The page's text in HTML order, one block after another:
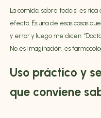
La comida, sobre todo si es
efecto. Es una de esas cosas
y error y luego me dicen:
No es imaginación; es
Uso práctico y
que conviene